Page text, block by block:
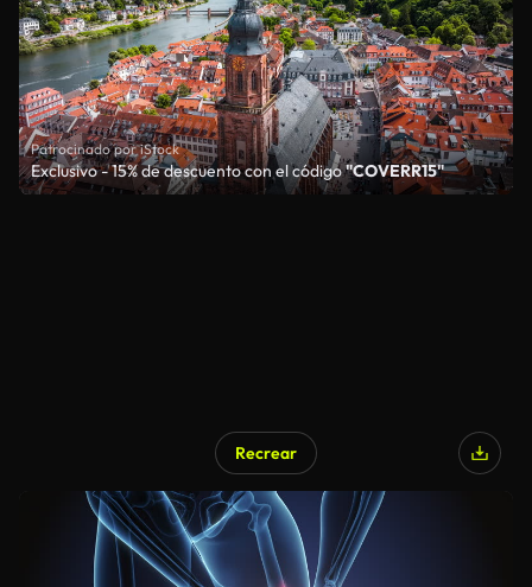
Patrocinado por iStock
Exclusivo - 15% de descuento con el código"COVERR15"
Recrear